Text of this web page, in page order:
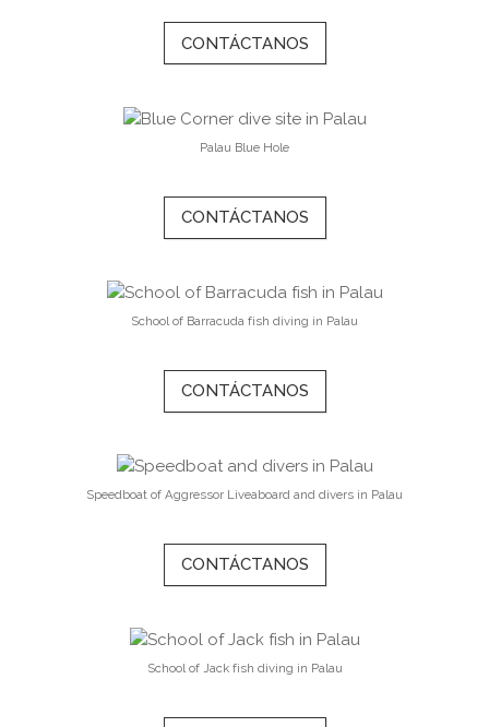
CONTÁCTANOS
Palau Blue Hole
CONTÁCTANOS
School of Barracuda fish diving in Palau
CONTÁCTANOS
Speedboat of Aggressor Liveaboard and divers in Palau
CONTÁCTANOS
School of Jack fish diving in Palau